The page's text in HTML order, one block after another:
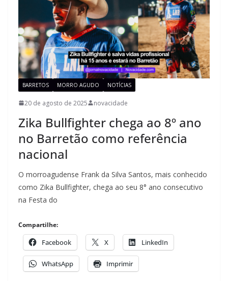
BARRETOS MORRO AGUDO NOTÍCIAS
20 de agosto de 2025 novacidade
Zika Bullfighter chega ao 8º ano
no Barretão como referência
nacional
O morroagudense Frank da Silva Santos, mais conhecido
como Zika Bullfighter, chega ao seu 8° ano consecutivo
na Festa do
Compartilhe:
Facebook X LinkedIn
WhatsApp Imprimir